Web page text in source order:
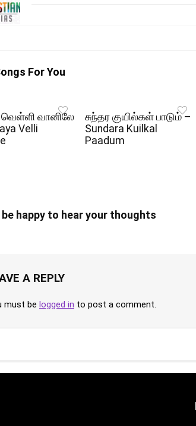
For You
வானிலே
Velli
சுந்தர குயில்கள் பாடும் –
Sundara Kuilkal
Paadum
be happy to hear your thoughts
A REPLY
must be logged in to post a comment.